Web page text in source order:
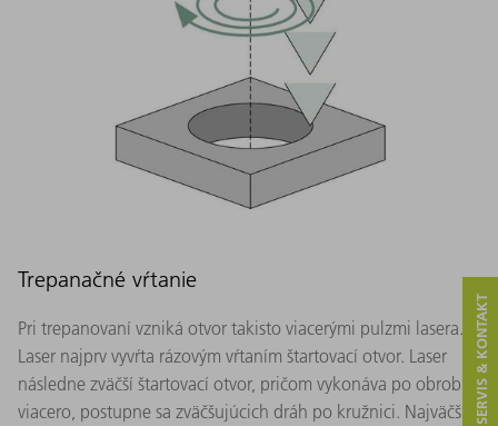
Trepanačné vŕtanie
Pri trepanovaní vzniká otvor takisto viacerými pulzmi lasera.
Laser najprv vyvŕta rázovým vŕtaním štartovací otvor. Laser
následne zväčší štartovací otvor, pričom vykonáva po obrobku
viacero, postupne sa zväčšujúcich dráh po kružnici. Najväčšia SERVIS & KONTAKT